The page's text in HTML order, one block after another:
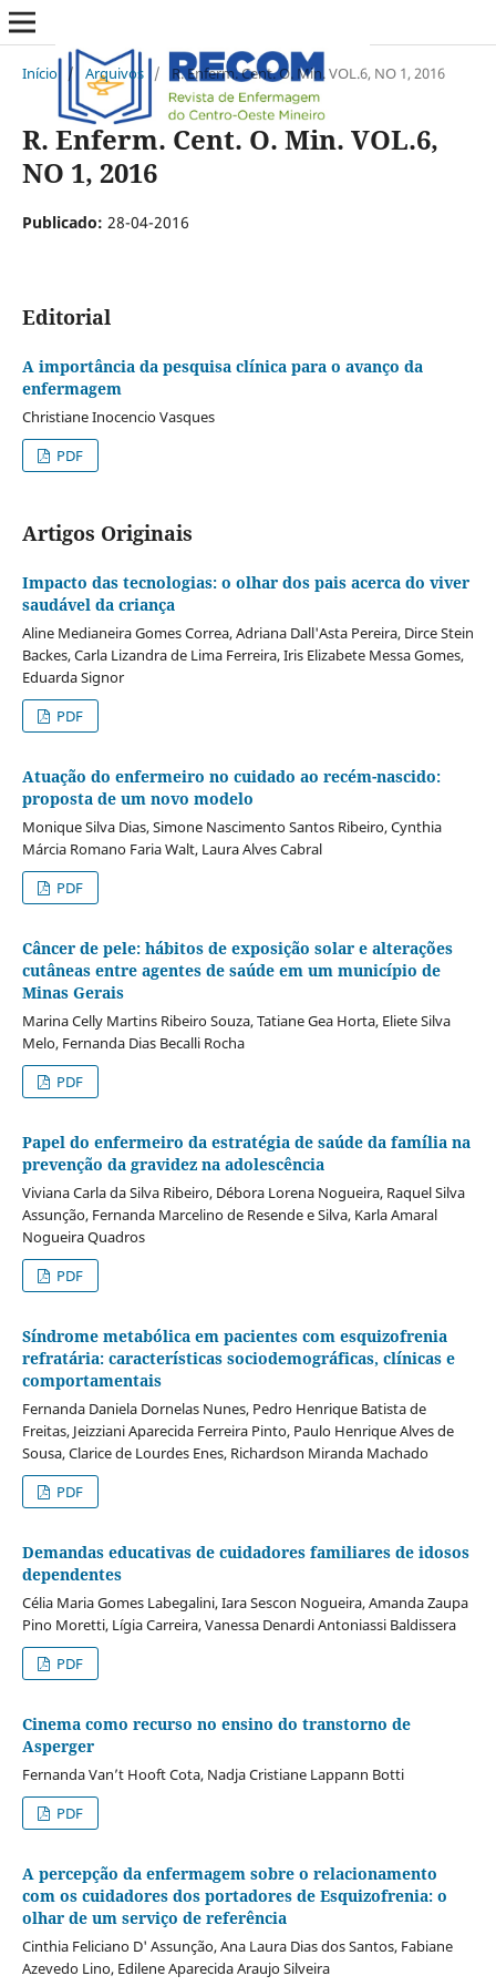
Início / Arquivos / R. Enferm. Cent. O. Min. VOL.6, NO 1, 2016
R. Enferm. Cent. O. Min. VOL.6,
NO 1, 2016
Publicado: 28-04-2016
Editorial
A importância da pesquisa clínica para o avanço da
enfermagem
Christiane Inocencio Vasques
PDF
Artigos Originais
Impacto das tecnologias: o olhar dos pais acerca do viver
saudável da criança
Aline Medianeira Gomes Correa, Adriana Dall'Asta Pereira, Dirce Stein
Backes, Carla Lizandra de Lima Ferreira, Iris Elizabete Messa Gomes,
Eduarda Signor
PDF
Atuação do enfermeiro no cuidado ao recém-nascido:
proposta de um novo modelo
Monique Silva Dias, Simone Nascimento Santos Ribeiro, Cynthia
Márcia Romano Faria Walt, Laura Alves Cabral
PDF
Câncer de pele: hábitos de exposição solar e alterações
cutâneas entre agentes de saúde em um município de
Minas Gerais
Marina Celly Martins Ribeiro Souza, Tatiane Gea Horta, Eliete Silva
Melo, Fernanda Dias Becalli Rocha
PDF
Papel do enfermeiro da estratégia de saúde da família na
prevenção da gravidez na adolescência
Viviana Carla da Silva Ribeiro, Débora Lorena Nogueira, Raquel Silva
Assunção, Fernanda Marcelino de Resende e Silva, Karla Amaral
Nogueira Quadros
PDF
Síndrome metabólica em pacientes com esquizofrenia
refratária: características sociodemográficas, clínicas e
comportamentais
Fernanda Daniela Dornelas Nunes, Pedro Henrique Batista de
Freitas, Jeizziani Aparecida Ferreira Pinto, Paulo Henrique Alves de
Sousa, Clarice de Lourdes Enes, Richardson Miranda Machado
PDF
Demandas educativas de cuidadores familiares de idosos
dependentes
Célia Maria Gomes Labegalini, Iara Sescon Nogueira, Amanda Zaupa
Pino Moretti, Lígia Carreira, Vanessa Denardi Antoniassi Baldissera
PDF
Cinema como recurso no ensino do transtorno de
Asperger
Fernanda Van’t Hooft Cota, Nadja Cristiane Lappann Botti
PDF
A percepção da enfermagem sobre o relacionamento
com os cuidadores dos portadores de Esquizofrenia: o
olhar de um serviço de referência
Cinthia Feliciano D' Assunção, Ana Laura Dias dos Santos, Fabiane
Azevedo Lino, Edilene Aparecida Araujo Silveira